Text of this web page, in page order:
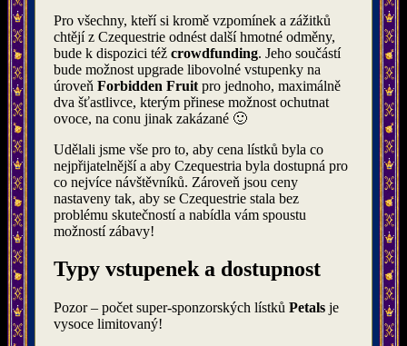
Pro všechny, kteří si kromě vzpomínek a zážitků
chtějí z Czequestrie odnést další hmotné odměny,
bude k dispozici téžcrowdfunding. Jeho součástí
bude možnost upgrade libovolné vstupenky na
úroveňForbidden Fruit pro jednoho, maximálně
dva šťastlivce, kterým přinese možnost ochutnat
ovoce, na conu jinak zakázané 🙂
Udělali jsme vše pro to, aby cena lístků byla co
nejpřijatelnější a aby Czequestria byla dostupná pro
co nejvíce návštěvníků. Zároveň jsou ceny
nastaveny tak, aby se Czequestrie stala bez
problému skutečností a nabídla vám spoustu
možností zábavy!
Typy vstupenek a dostupnost
Pozor – počet super-sponzorských lístkůPetals je
vysoce limitovaný!